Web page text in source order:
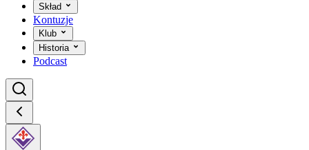
Skład
Kontuzje
Klub
Historia
Podcast